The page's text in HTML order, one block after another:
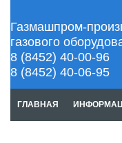
Газмашпром-
газового
8 (8452) 40-00-96
8 (8452) 40-06-95
ГЛАВНАЯ